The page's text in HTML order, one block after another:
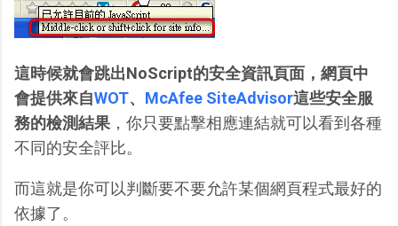
這時候就會跳出NoScript的安全資訊頁面，網頁中
會提供來自WOT、 McAfee SiteAdvisor這些安全服
務的檢測結果 ，你只要點擊相應連結就可以看到各種
不同的安全評比。
而這就是你可以判斷要不要允許某個網頁程式最好的
依據了。